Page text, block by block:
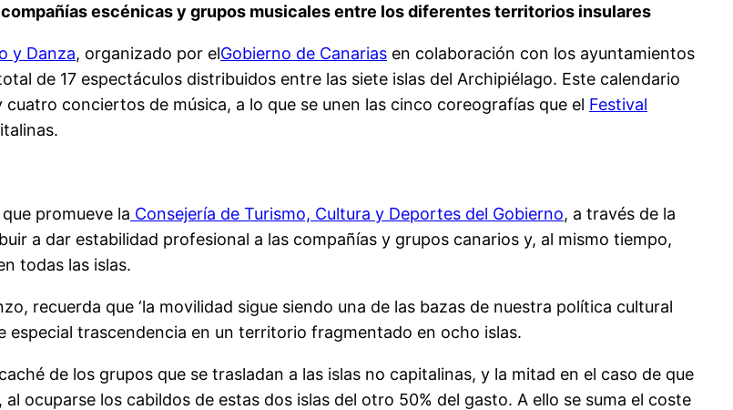
escénicas y grupos musicales entre los diferentes territorios insulares
y Danza, organizado por elGobierno de Canarias en colaboración con los ayuntamientos
de 17 espectáculos distribuidos entre las siete islas del Archipiélago. Este calendario
conciertos de música, a lo que se unen las cinco coreografías que el Festival
promueve la Consejería de Turismo, Cultura y Deportes del Gobierno, a través de la
a dar estabilidad profesional a las compañías y grupos canarios y, al mismo tiempo,
todas las islas.
recuerda que ‘la movilidad sigue siendo una de las bazas de nuestra política cultural
especial trascendencia en un territorio fragmentado en ocho islas.
de los grupos que se trasladan a las islas no capitalinas, y la mitad en el caso de que
ocuparse los cabildos de estas dos islas del otro 50% del gasto. A ello se suma el coste